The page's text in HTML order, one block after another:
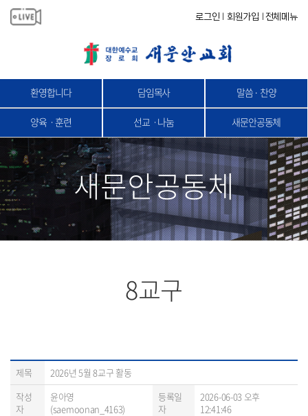
로그인 회원가입 전체메뉴
환영합니다 담임목사 말씀 · 찬양
양육ㆍ훈련 선교ㆍ나눔 새문안공동체
새문안공동체
8교구
제목
2026년 5월 8교구 활동
작성
자
윤아영
(saemoonan_4163)
등록일
자
2026-06-03 오후
12:41:46